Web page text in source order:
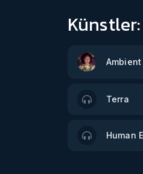
Künstler:
Ambient
Terra
Human